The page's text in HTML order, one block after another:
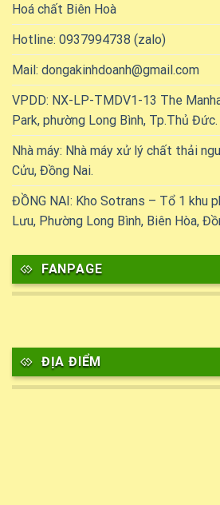
Hoá chất Biên Hoà
Hotline: 0937994738 (zalo)
Mail: dongakinhdoanh@gmail.com
VPDD: NX-LP-TMDV1-13 The
Park, phường Long Bình, Tp.Thủ Đức.
Nhà máy: Nhà máy xử lý chất thải
Cửu, Đồng Nai.
ĐỒNG NAI: Kho Sotrans – Tổ 1 khu
Lưu, Phường Long Bình, Biên Hòa,
FANPAGE
ĐỊA ĐIỂM